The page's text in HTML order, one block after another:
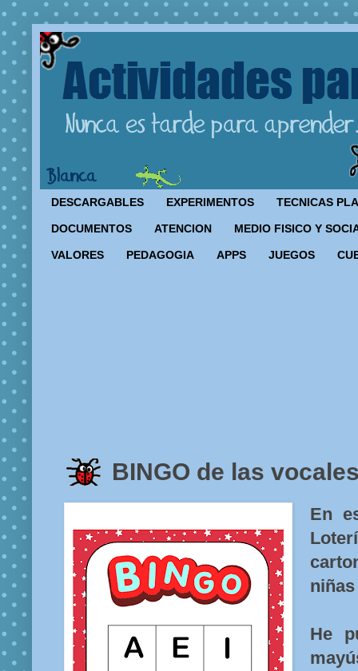
DESCARGABLES EXPERIMENTOS TECNICAS
DOCUMENTOS ATENCION MEDIO FISICO Y
VALORES PEDAGOGIA APPS JUEGOS
BINGO de las
En
He